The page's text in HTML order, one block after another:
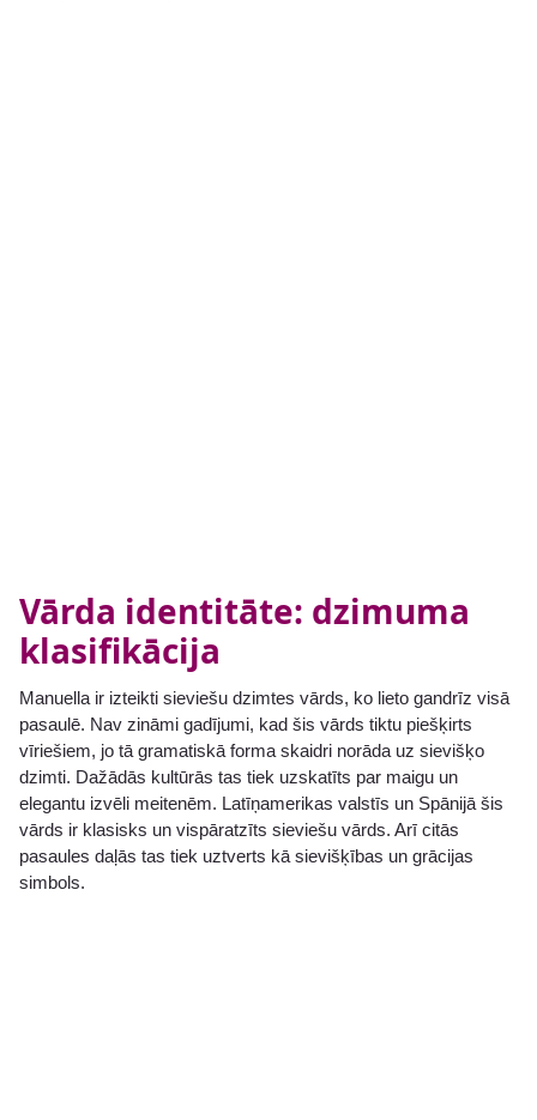
Vārda identitāte: dzimuma
klasifikācija
Manuella ir izteikti sieviešu dzimtes vārds, ko lieto gandrīz visā
pasaulē. Nav zināmi gadījumi, kad šis vārds tiktu piešķirts
vīriešiem, jo tā gramatiskā forma skaidri norāda uz sievišķo
dzimti. Dažādās kultūrās tas tiek uzskatīts par maigu un
elegantu izvēli meitenēm. Latīņamerikas valstīs un Spānijā šis
vārds ir klasisks un vispāratzīts sieviešu vārds. Arī citās
pasaules daļās tas tiek uztverts kā sievišķības un grācijas
simbols.